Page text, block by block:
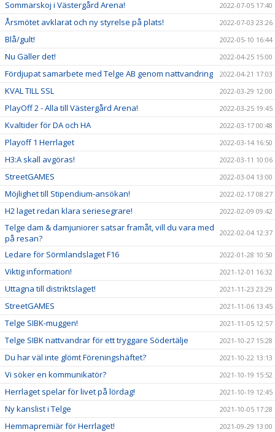
Sommarskoj i Västergård Arena! 2022-07-05 17:40
Årsmötet avklarat och ny styrelse på plats! 2022-07-03 23:26
Blå/gult! 2022-05-10 16:44
Nu Gäller det! 2022-04-25 15:00
Fördjupat samarbete med Telge AB genom nattvandring 2022-04-21 17:03
KVAL TILL SSL 2022-03-29 12:00
PlayOff 2 - Alla till Västergård Arena! 2022-03-25 19:45
Kvaltider för DA och HA 2022-03-17 00:48
Playoff 1 Herrlaget 2022-03-14 16:50
H3:A skall avgöras! 2022-03-11 10:06
StreetGAMES 2022-03-04 13:00
Möjlighet till Stipendium-ansökan! 2022-02-17 08:27
H2 laget redan klara seriesegrare! 2022-02-09 09:42
Telge dam & damjuniorer satsar framåt, vill du vara med
på resan?
2022-02-04 12:37
Ledare för Sörmlandslaget F16 2022-01-28 10:50
Viktig information! 2021-12-01 16:32
Uttagna till distriktslaget! 2021-11-23 23:29
StreetGAMES 2021-11-06 13:45
Telge SIBK-muggen! 2021-11-05 12:57
Telge SIBK nattvandrar för ett tryggare Södertälje 2021-10-27 15:28
Du har väl inte glömt Föreningshäftet? 2021-10-22 13:13
Vi söker en kommunikatör? 2021-10-19 15:52
Herrlaget spelar för livet på lördag! 2021-10-19 12:45
Ny kanslist i Telge 2021-10-05 17:28
Hemmapremiär för Herrlaget! 2021-09-29 13:00